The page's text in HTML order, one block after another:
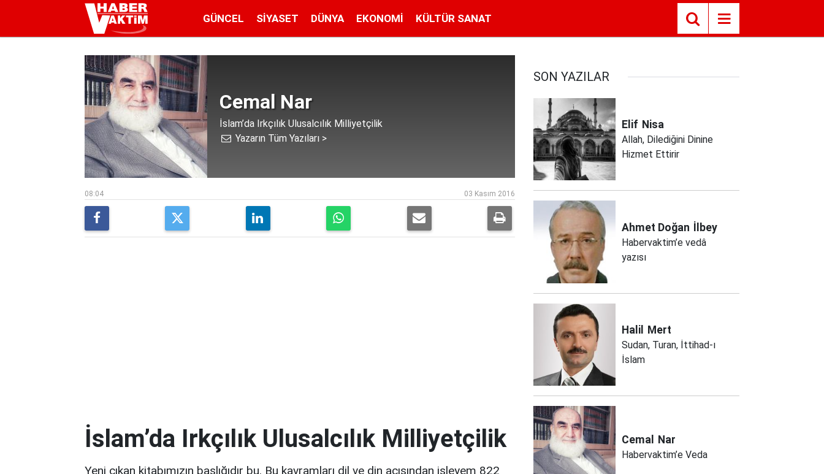
GÜNCEL SIYASET DÜNYA EKONOMI KÜLTÜR SANAT
Cemal Nar
İslam’da Irkçılık Ulusalcılık Milliyetçilik
Yazarın Tüm Yazıları >
08:04 03 Kasım 2016
İslam’da Irkçılık Ulusalcılık Milliyetçilik
Yeni çıkan kitabımızın başlığıdır bu. Bu kavramları dil ve din açısından işleyem 822
SON YAZILAR
Elif Nisa
Allah, Dilediğini Dinine
Hizmet Ettirir
Ahmet Doğan İlbey
Habervaktim’e vedâ
yazısı
Halil Mert
Sudan, Turan, İttihad-ı
İslam
Cemal Nar
Habervaktim’e Veda